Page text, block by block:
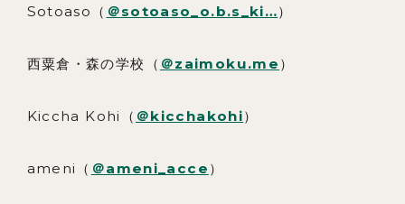
Sotoaso（ ＠sotoaso_o.b.s_ki…）
西粟倉・森の学校（ ＠zaimoku.me ）
Kiccha Kohi（ ＠kicchakohi）
ameni（ ＠ameni_acce ）